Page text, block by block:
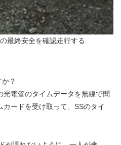
最終安全を確認走行する
？
電管のタイムデータを無線で聞
ードを受け取って、SSのタイ